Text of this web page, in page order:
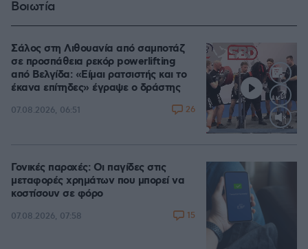
Βοιωτία
Loaded
Σάλος στη Λιθουανία από σαμποτάζ
σε προσπάθεια ρεκόρ powerlifting
από Βελγίδα: «Είμαι ρατσιστής και το
έκανα επίτηδες» έγραψε ο δράστης
07.08.2026, 06:51 26
Γονικές παροχές: Οι παγίδες στις
μεταφορές χρημάτων που μπορεί να
κοστίσουν σε φόρο
07.08.2026, 07:58 15